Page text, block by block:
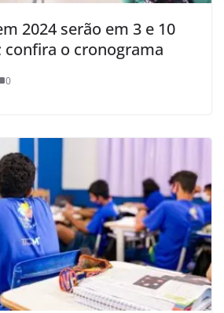
2024 serão em 3 e 10
confira o cronograma
0